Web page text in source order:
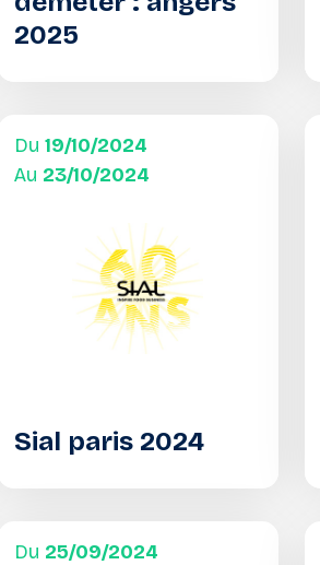
2025
Du 19/10/2024
Au 23/10/2024
Sial paris 2024
Du 25/09/2024